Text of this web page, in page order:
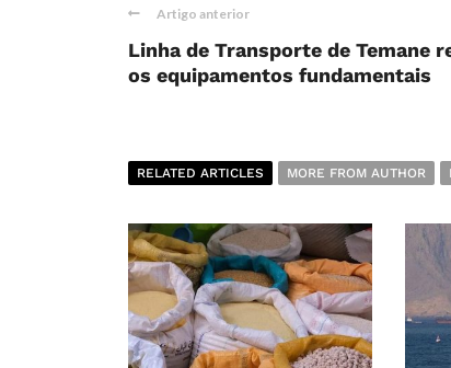
Artigo anterior
Linha de Transporte de Temane
os equipamentos fundamentais
RELATED ARTICLES MORE FROM AUTHOR